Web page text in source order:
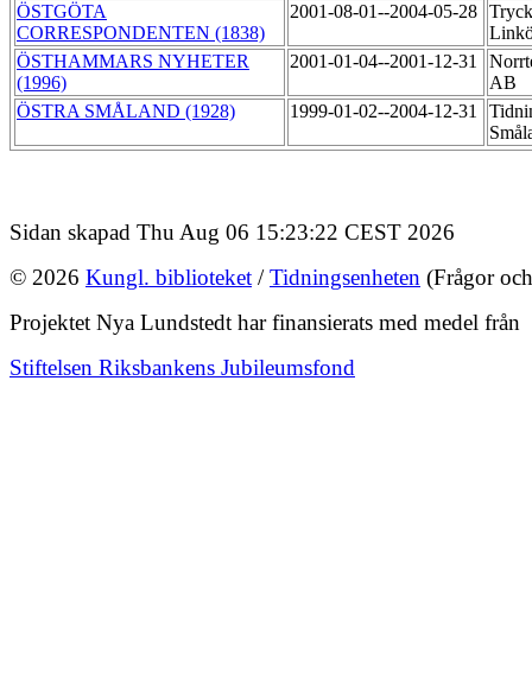
ÖSTGÖTA
CORRESPONDENTEN (1838)
2001-08-01--2004-05-28
ÖSTHAMMARS NYHETER
(1996)
2001-01-04--2001-12-31
AB
ÖSTRA SMÅLAND (1928)
1999-01-02--2004-12-31
Sidan skapad Thu Aug 06 15:23:22 CEST 2026
© 2026 Kungl. biblioteket /Tidningsenheten (Frågor
Projektet Nya Lundstedt har finansierats med medel från
Stiftelsen Riksbankens Jubileumsfond